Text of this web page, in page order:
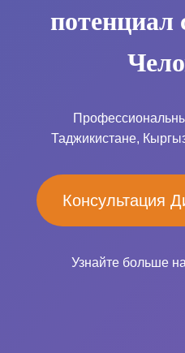
потенциал
Таджикистане,
Консультация
Узнайте больше на